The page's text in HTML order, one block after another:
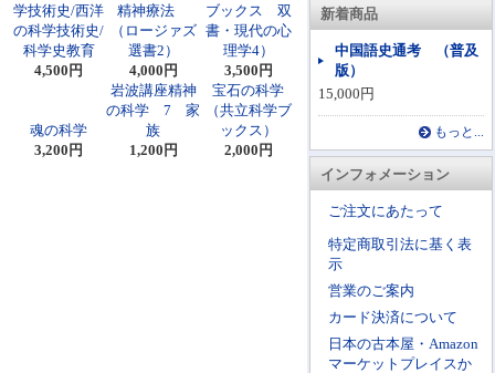
新着商品
中国語史通考 （普及
版）
15,000円
もっと...
インフォメーション
ご注文にあたって
特定商取引法に基く表
示
営業のご案内
カード決済について
日本の古本屋・Amazon
マーケットプレイスか
学技術史/西洋
の科学技術史/
科学史教育
4,500円
精神療法
（ロージァズ
選書2）
4,000円
ブックス 双
書・現代の心
理学4）
3,500円
魂の科学
3,200円
岩波講座精神
の科学 7 家
族
1,200円
宝石の科学
（共立科学ブ
ックス）
2,000円